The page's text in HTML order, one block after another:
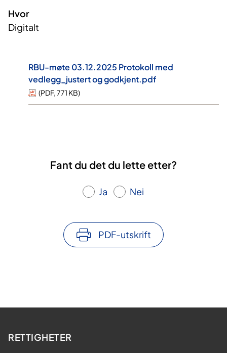
Hvor
Digitalt
RBU-møte 03.12.2025 Protokoll med
vedlegg_justert og godkjent.pdf
(PDF,771 KB)
Fant du det du lette etter?
Ja Nei
PDF-utskrift
RETTIGHETER